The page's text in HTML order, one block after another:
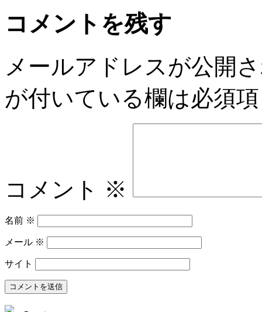
コメントを残す
メールアドレスが公開
が付いている欄は必須
コメント ※
名前 ※
メール ※
サイト